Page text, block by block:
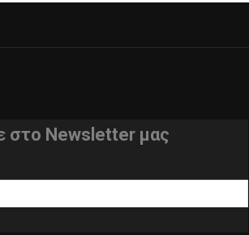
στο Newsletter μας